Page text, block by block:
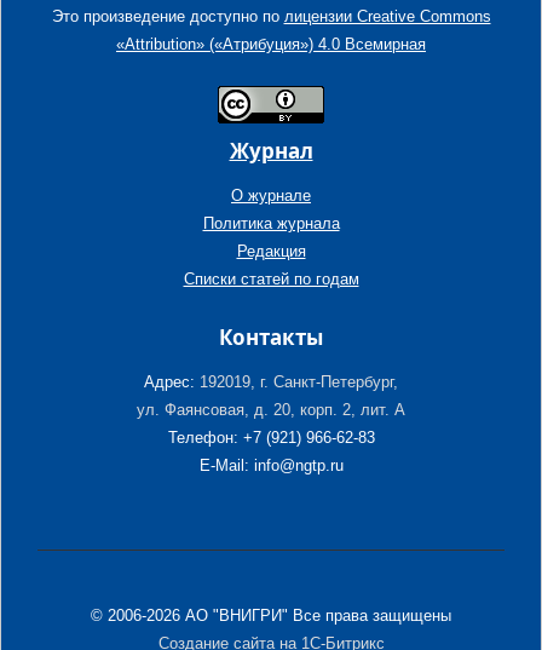
Это произведение доступно по лицензии Creative Commons
«Attribution» («Атрибуция») 4.0 Всемирная
Журнал
О журнале
Политика журнала
Редакция
Списки статей по годам
Контакты
Адрес: 192019, г. Санкт-Петербург,
ул. Фаянсовая, д. 20, корп. 2, лит. А
Телефон: +7 (921) 966-62-83
E-Mail: info@ngtp.ru
© 2006-2026 АО "ВНИГРИ" Все права защищены
Создание сайта на 1С-Битрикс